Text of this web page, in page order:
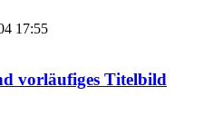
17:55
vorläufiges Titelbild